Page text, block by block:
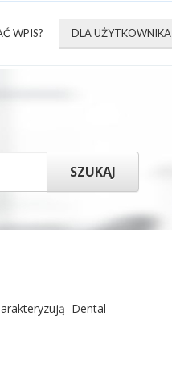
WPIS? DLA UŻYTKOWNIKA
Dental